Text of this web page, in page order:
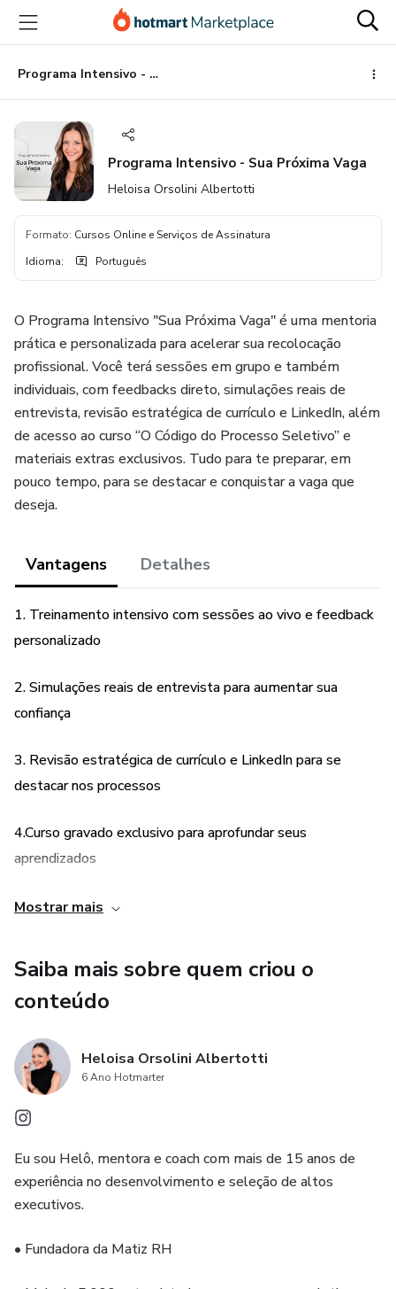
para
conteúdo
principal
para
pagamento
para
rodapé
Programa Intensivo - Sua Próxima Vaga
Programa Intensivo - Sua Próxima Vaga
Heloisa Orsolini Albertotti
Formato: Cursos Online e Serviços de Assinatura
Idioma: Português
O Programa Intensivo "Sua Próxima Vaga" é uma mentoria
prática e personalizada para acelerar sua recolocação
profissional. Você terá sessões em grupo e também
individuais, com feedbacks direto, simulações reais de
entrevista, revisão estratégica de currículo e LinkedIn, além
de acesso ao curso “O Código do Processo Seletivo” e
materiais extras exclusivos. Tudo para te preparar, em
pouco tempo, para se destacar e conquistar a vaga que
deseja.
Vantagens Detalhes
1. Treinamento intensivo com sessões ao vivo e feedback
personalizado
2. Simulações reais de entrevista para aumentar sua
confiança
3. Revisão estratégica de currículo e LinkedIn para se
destacar nos processos
4.Curso gravado exclusivo para aprofundar seus
aprendizados
5. Materiais práticos que aceleram sua preparação
exclusivo
Mostrar mais
Saiba mais sobre quem criou o
conteúdo
Heloisa Orsolini Albertotti
6 Ano Hotmarter
Eu sou Helô, mentora e coach com mais de 15 anos de
experiência no desenvolvimento e seleção de altos
executivos.
• Fundadora da Matiz RH